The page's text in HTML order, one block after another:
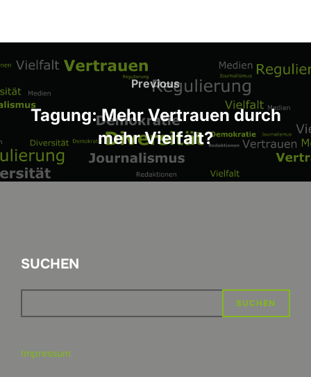
Beitragsnavigation
Previous
Previous
Tagung: Mehr Vertrauen durch
mehr Vielfalt?
SUCHEN
SUCHEN
Impressum